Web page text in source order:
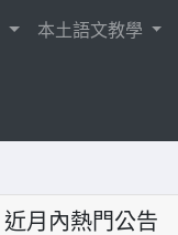
本土語文教學
近月內熱門公告